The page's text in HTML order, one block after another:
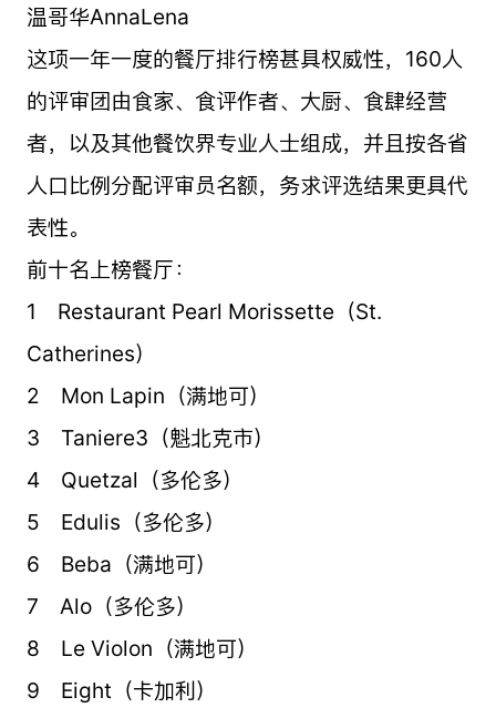
温哥华AnnaLena
这项一年一度的餐厅排行榜甚具权威性，160人
的评审团由食家、食评作者、大厨、食肆经营
者，以及其他餐饮界专业人士组成，并且按各省
人口比例分配评审员名额，务求评选结果更具代
表性。
前十名上榜餐厅：
1 Restaurant Pearl Morissette（St.
Catherines）
2 Mon Lapin（满地可）
3 Taniere3（魁北克市）
4 Quetzal（多伦多）
5 Edulis（多伦多）
6 Beba（满地可）
7 Alo（多伦多）
8 Le Violon（满地可）
9 Eight（卡加利）